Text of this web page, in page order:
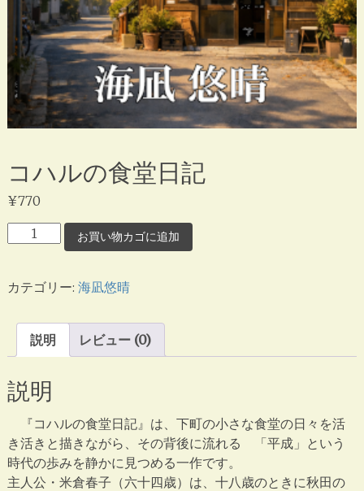
コハルの食堂日記
¥770
の
堂
個
お買い物カゴに追加
カテゴリー: 海凪悠晴
説明 レビュー (0)
説明
『コハルの食堂日記』は、下町の小さな食堂の日々を活
き活きと描きながら、その背後に流れる 「平成」という
時代の歩みを静かに見つめる一作です。
主人公・米倉春子（六十四歳）は、十八歳のときに秋田の